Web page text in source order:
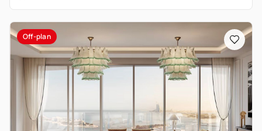
Off-plan